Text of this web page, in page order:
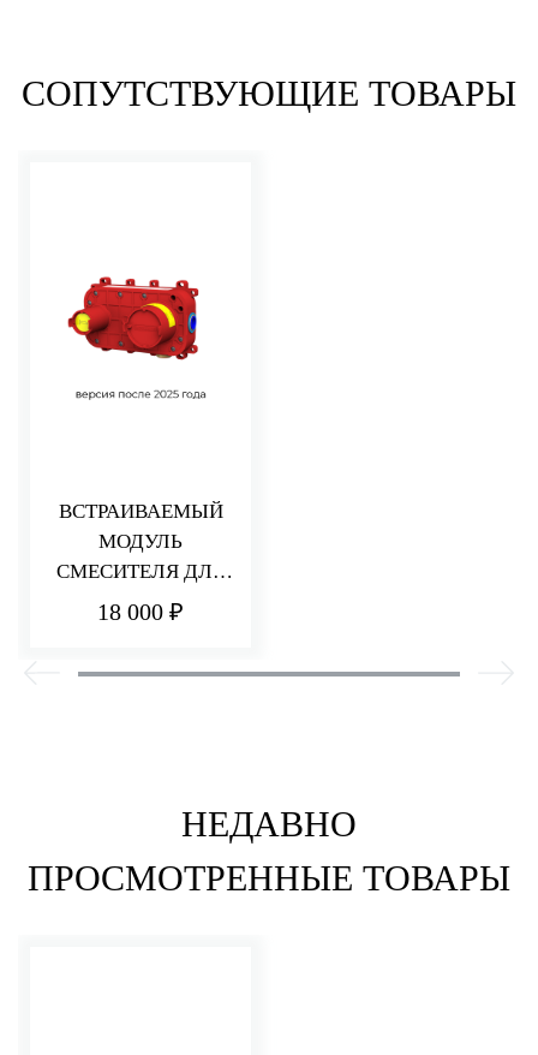
СОПУТСТВУЮЩИЕ ТОВАРЫ
ВСТРАИВАЕМЫЙ
МОДУЛЬ
СМЕСИТЕЛЯ ДЛЯ
РАКОВИНЫ/ДУША
18 000 ₽
НЕДАВНО
ПРОСМОТРЕННЫЕ ТОВАРЫ